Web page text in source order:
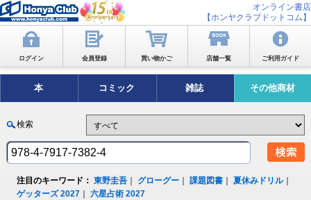
オンライン書店
【ホンヤクラブドットコム】
ログイン 会員登録 買い物かご 店舗一覧 ご利用ガイド
本 コミック 雑誌 その他商材
検索
注目のキーワード： 東野圭吾 グローグー ｜課題図書 ｜夏休みドリル｜
ゲッターズ 2027 ｜六星占術 2027